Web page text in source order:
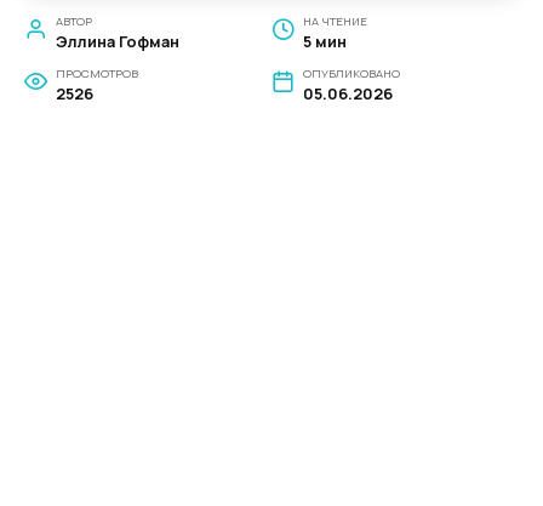
АВТОР
Эллина Гофман
НА ЧТЕНИЕ
5 мин
ПРОСМОТРОВ
2526
ОПУБЛИКОВАНО
05.06.2026